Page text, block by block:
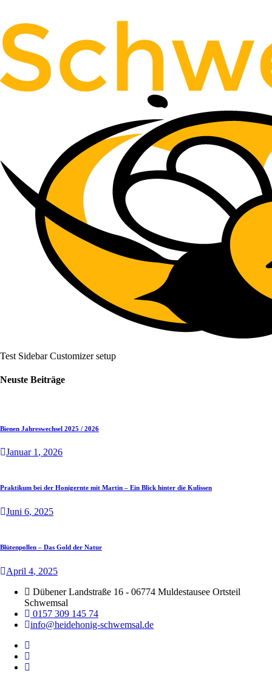
Test Sidebar Customizer setup
Neuste Beiträge
Bienen Jahreswechsel 2025 / 2026
Januar 1, 2026
Praktikum bei der Honigernte mit Martin – Ein Blick hinter die Kulissen
Juni 6, 2025
Blütenpollen – Das Gold der Natur
April 4, 2025
Dübener Landstraße 16 - 06774 Muldestausee Ortsteil
Schwemsal
0157 309 145 74
info@heidehonig-schwemsal.de